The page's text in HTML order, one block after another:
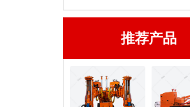
推荐产品